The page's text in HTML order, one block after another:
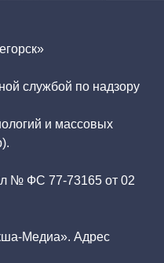
службой по надзору
и массовых
№ ФС 77-73165 от 02
Медиа». Адрес